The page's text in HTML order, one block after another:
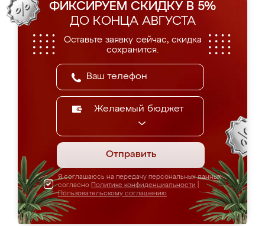
ФИКСИРУЕМ СКИДКУ В 5%
ДО КОНЦА АВГУСТА
Оставьте заявку сейчас, скидка
сохранится.
Желаемый бюджет
Отправить
Я соглашаюсь на передачу персональных данных
согласно Политике конфиденциальности
Пользовательскому соглашению